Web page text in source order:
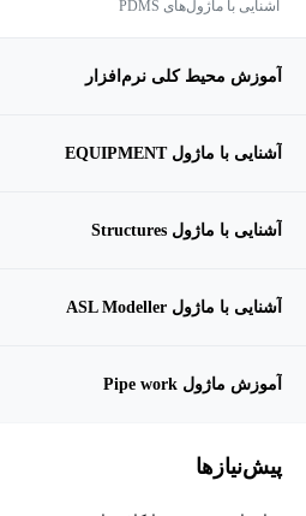
آشنایی با ماژول‌های PDMS
آموزش محیط کلی نرم‌افزار
آشنایی با ماژول EQUIPMENT
آشنایی با ماژول Structures
آشنایی با ماژول ASL Modeller
آموزش ماژول Pipe work
پیش‌نیاز‌ها